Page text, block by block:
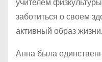
заботиться о своем
активный образ жизни.
Анна была